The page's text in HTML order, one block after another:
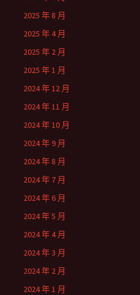
2025 年 8 月
2025 年 4 月
2025 年 2 月
2025 年 1 月
2024 年 12 月
2024 年 11 月
2024 年 10 月
2024 年 9 月
2024 年 8 月
2024 年 7 月
2024 年 6 月
2024 年 5 月
2024 年 4 月
2024 年 3 月
2024 年 2 月
2024 年 1 月